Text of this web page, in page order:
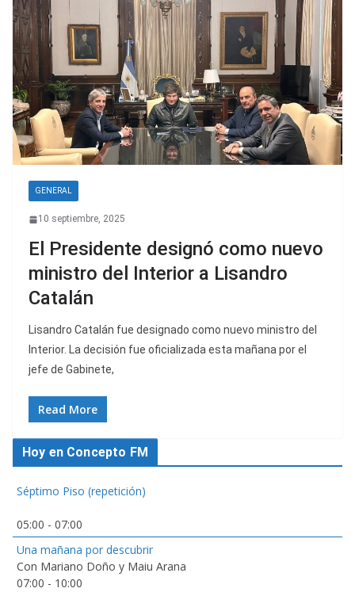
GENERAL
10 septiembre, 2025
El Presidente designó como nuevo
ministro del Interior a Lisandro
Catalán
Lisandro Catalán fue designado como nuevo ministro del
Interior. La decisión fue oficializada esta mañana por el
jefe de Gabinete,
Read More
Hoy en Concepto FM
Séptimo Piso (repetición)
05:00 - 07:00
Una mañana por descubrir
Con Mariano Doño y Maiu Arana
07:00 - 10:00